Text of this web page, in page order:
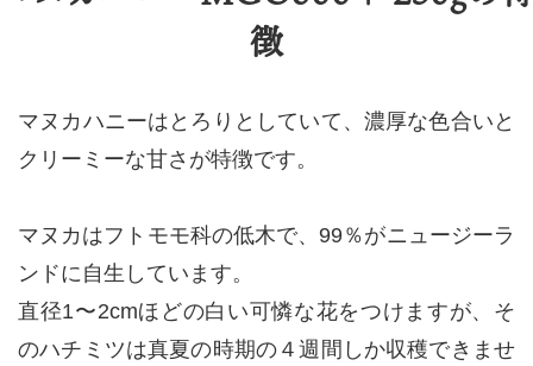
徴
マヌカハニーはとろりとしていて、濃厚な色合いと
クリーミーな甘さが特徴です。
マヌカはフトモモ科の低木で、99％がニュージーラ
ンドに自生しています。
直径1〜2cmほどの白い可憐な花をつけますが、そ
のハチミツは真夏の時期の４週間しか収穫できませ